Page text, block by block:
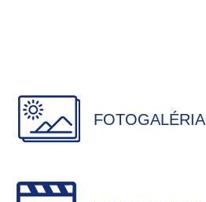
FOTOGALÉRIA